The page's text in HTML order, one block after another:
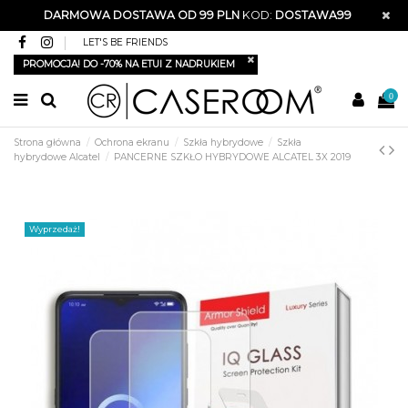
DARMOWA DOSTAWA OD 99 PLNKOD: DOSTAWA99
LET'S BE FRIENDS
PROMOCJA! DO -70% NA ETUI Z NADRUKIEM
0
Strona główna Ochrona ekranu Szkła hybrydowe
Szkła
hybrydowe Alcatel
PANCERNE SZKŁO HYBRYDOWE ALCATEL 3X 2019
Wyprzedaż!